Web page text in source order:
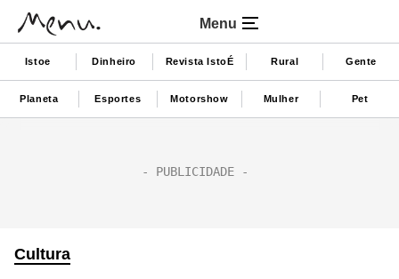
Menu
Istoe Dinheiro Revista IstoÉ Rural Gente
Planeta Esportes Motorshow Mulher Pet
Cultura